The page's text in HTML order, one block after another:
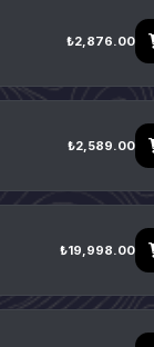
₺2,876.00
₺2,589.00
₺19,998.00